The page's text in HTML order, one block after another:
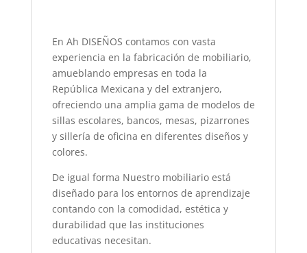
En Ah DISEÑOS contamos con vasta
experiencia en la fabricación de mobiliario,
amueblando empresas en toda la
República Mexicana y del extranjero,
ofreciendo una amplia gama de modelos de
sillas escolares, bancos, mesas, pizarrones
y sillería de oficina en diferentes diseños y
colores.
De igual forma Nuestro mobiliario está
diseñado para los entornos de aprendizaje
contando con la comodidad, estética y
durabilidad que las instituciones
educativas necesitan.